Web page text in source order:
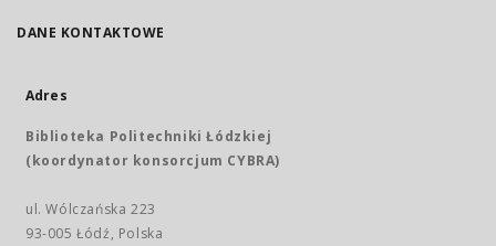
DANE KONTAKTOWE
Adres
Biblioteka Politechniki Łódzkiej
(koordynator konsorcjum CYBRA)
ul. Wólczańska 223
93-005 Łódź, Polska